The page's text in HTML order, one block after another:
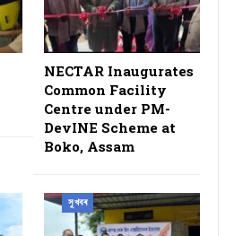
NECTAR Inaugurates
Common Facility
Centre under PM-
DevINE Scheme at
Boko, Assam
সুখবৰ